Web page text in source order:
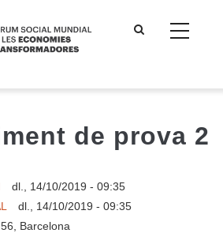
de prova 2
dl., 14/10/2019 - 09:35
dl., 14/10/2019 - 09:35
Barcelona